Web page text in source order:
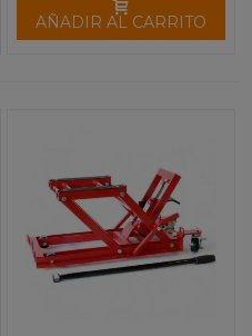
AÑADIR AL CARRITO